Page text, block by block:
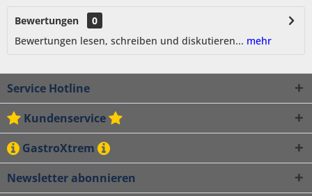
Bewertungen
0
Bewertungen lesen, schreiben und diskutieren... mehr
Service Hotline
Kundenservice
GastroXtrem
Newsletter abonnieren